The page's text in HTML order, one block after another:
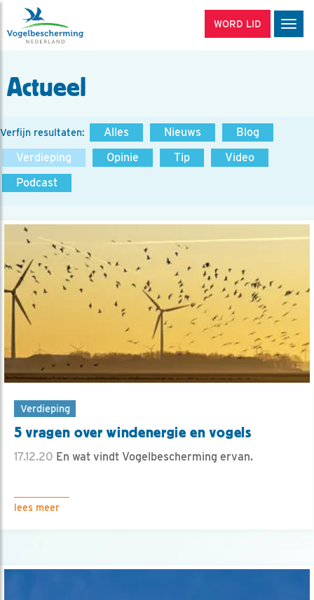
WORD LID
Actueel
Verfijn resultaten: Alles Nieuws
Blog
Verdieping
Opinie Tip
Video
Podcast
Verdieping
5 vragen over windenergie en vogels
17.12.20 En wat vindt Vogelbescherming ervan.
lees meer